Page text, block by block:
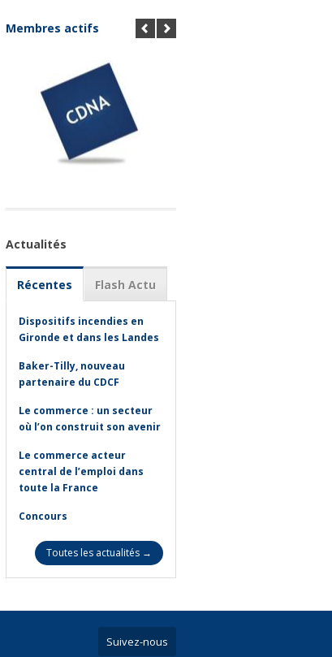
Membres actifs
Actualités
Récentes Flash Actu
Dispositifs incendies en
Gironde et dans les Landes
Baker-Tilly, nouveau
partenaire du CDCF
Le commerce : un secteur
où l’on construit son avenir
Le commerce acteur
central de l’emploi dans
toute la France
Concours
Toutes les actualités →
Suivez-nous